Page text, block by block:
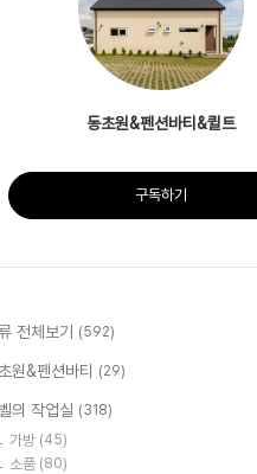
동초원&펜션바티&퀼트
구독하기
전체보기 (592)
원&펜션바티 (29)
의 작업실 (318)
가방 (45)
소품 (80)